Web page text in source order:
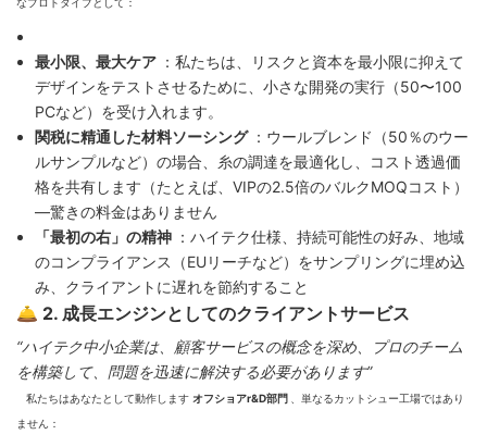
最小限、最大ケア ：私たちは、リスクと資本を最小限に抑えて
デザインをテストさせるために、小さな開発の実行（50〜100
PCなど）を受け入れます。
関税に精通した材料ソーシング ：ウールブレンド（50％のウー
ルサンプルなど）の場合、糸の調達を最適化し、コスト透過価
格を共有します（たとえば、VIPの2.5倍のバルクMOQコスト）
—驚きの料金はありません
「最初の右」の精神 ：ハイテク仕様、持続可能性の好み、地域
のコンプライアンス（EUリーチなど）をサンプリングに埋め込
み、クライアントに遅れを節約すること
🛎️ 2. 成長エンジンとしてのクライアントサービス
“ハイテク中小企業は、顧客サービスの概念を深め、プロのチーム
を構築して、問題を迅速に解決する必要があります”
私たちはあなたとして動作します オフショアr&D部門
、単なるカットシュー工場ではあり
ません：